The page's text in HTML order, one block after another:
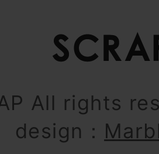
All rights
design：